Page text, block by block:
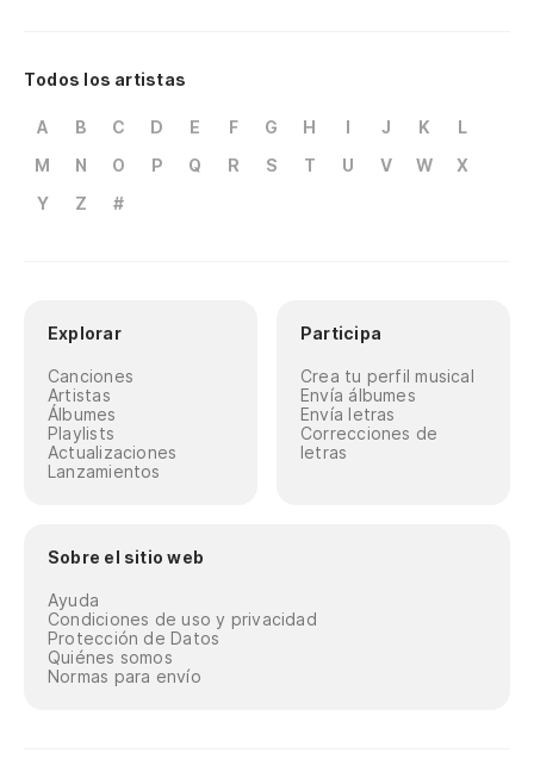
Todos los artistas
A B C D E F G H I J K
L
M
N O P Q R S T U V W
X
Y
Z #
Explorar
Canciones
Artistas
Álbumes
Playlists
Actualizaciones
Lanzamientos
Participa
Crea tu perfil musical
Envía álbumes
Envía letras
Correcciones de
letras
Sobre el sitio web
Ayuda
Condiciones de uso y privacidad
Protección de Datos
Quiénes somos
Normas para envío